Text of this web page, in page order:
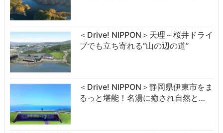
＜Drive! NIPPON＞天理～桜井ドライ
ブでも立ち寄れる“山の辺の道”
＜Drive! NIPPON＞静岡県伊東市をま
るっと堪能！名湯に癒され自然と…